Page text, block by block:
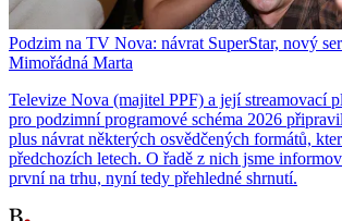
Podzim na TV Nova: návrat SuperStar, nový
Mimořádná Marta
Televize Nova (majitel PPF) a její streamovací
pro podzimní programové schéma 2026
plus návrat některých osvědčených formátů,
předchozích letech. O řadě z nich jsme
první na trhu, nyní tedy přehledné shrnutí.